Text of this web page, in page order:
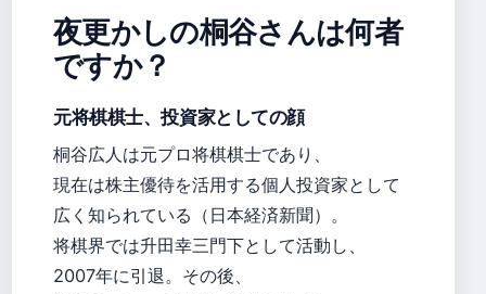
夜更かしの桐谷さんは何者
ですか？
元将棋棋士、投資家としての顔
桐谷広人は元プロ将棋棋士であり、
現在は株主優待を活用する個人投資家として
広く知られている（日本経済新聞）。
将棋界では升田幸三門下として活動し、
2007年に引退。その後、